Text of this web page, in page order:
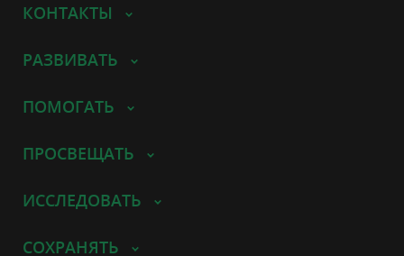
КОНТАКТЫ
РАЗВИВАТЬ
ПОМОГАТЬ
ПРОСВЕЩАТЬ
ИССЛЕДОВАТЬ
СОХРАНЯТЬ